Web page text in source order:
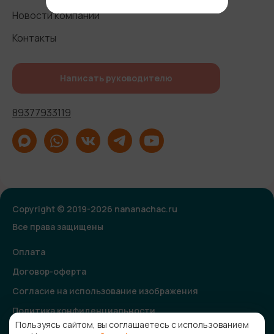
Новости компании
Контакты
Написать руководителю
89377933119
Copyright © 2019-2026 nananachac.ru
Все права защищены
Оплата
Договор-оферта
Согласие на использование изображения
Политика конфиденциальности
Согласие на получение рекламной и информационной
Пользуясь сайтом, вы соглашаетесь с использованием